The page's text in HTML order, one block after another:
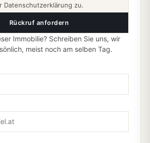
Datenschutzerklärung zu.
Rückruf anfordern
Immobilie? Schreiben Sie uns, wir
meist noch am selben Tag.